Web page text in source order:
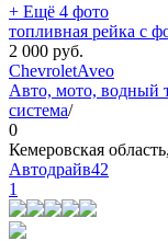
+ Ещё 4 фото
топливная рейка с
2 000 руб.
ChevroletAveo
Авто, мото, водный
система/
0
Кемеровская
Автодрайв42
1